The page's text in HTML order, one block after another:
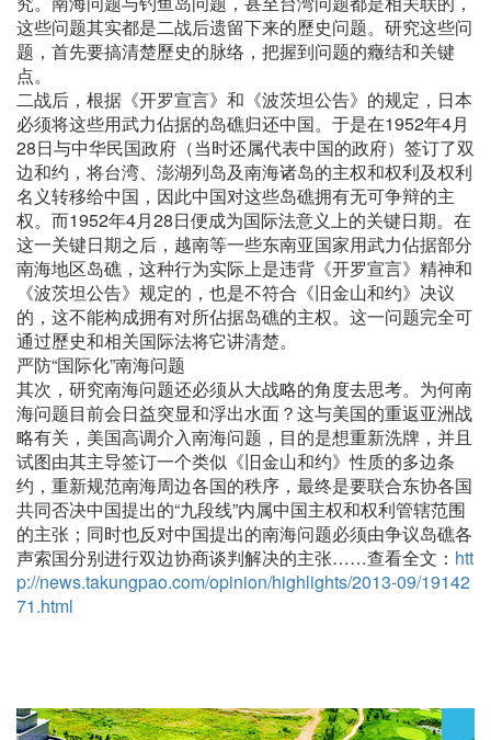
这些问题其实都是二战后遗留下来的歷史问题。研究这些问
题，首先要搞清楚歷史的脉络，把握到问题的癥结和关键
点。
二战后，根据《开罗宣言》和《波茨坦公告》的规定，日本
必须将这些用武力佔据的岛礁归还中国。于是在1952年4月
28日与中华民国政府（当时还属代表中国的政府）签订了双
边和约，将台湾、澎湖列岛及南海诸岛的主权和权利及权利
名义转移给中国，因此中国对这些岛礁拥有无可争辩的主
权。而1952年4月28日便成为国际法意义上的关键日期。在
这一关键日期之后，越南等一些东南亚国家用武力佔据部分
南海地区岛礁，这种行为实际上是违背《开罗宣言》精神和
《波茨坦公告》规定的，也是不符合《旧金山和约》决议
的，这不能构成拥有对所佔据岛礁的主权。这一问题完全可
通过歷史和相关国际法将它讲清楚。
严防“国际化”南海问题
其次，研究南海问题还必须从大战略的角度去思考。为何南
海问题目前会日益突显和浮出水面？这与美国的重返亚洲战
略有关，美国高调介入南海问题，目的是想重新洗牌，并且
试图由其主导签订一个类似《旧金山和约》性质的多边条
约，重新规范南海周边各国的秩序，最终是要联合东协各国
共同否决中国提出的“九段线”内属中国主权和权利管辖范围
的主张；同时也反对中国提出的南海问题必须由争议岛礁各
声索国分别进行双边协商谈判解决的主张……查看全文： htt
p://news.takungpao.com/opinion/highlights/2013-09/19142
71.html